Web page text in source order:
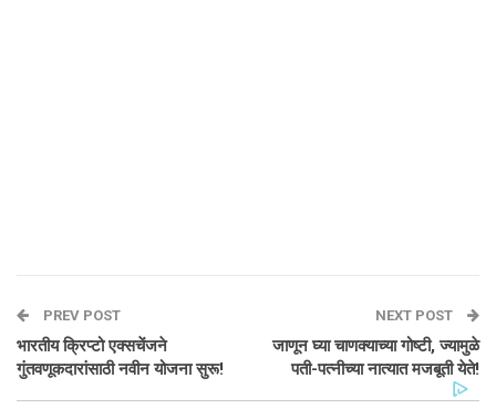
PREV POST
भारतीय क्रिप्टो एक्सचेंजने
गुंतवणूकदारांसाठी नवीन योजना सुरू!
NEXT POST
जाणून घ्या चाणक्याच्या गोष्टी, ज्यामुळे
पती-पत्नीच्या नात्यात मजबूती येते!